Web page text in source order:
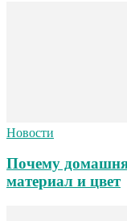
Новости
Почему
материал и цвет